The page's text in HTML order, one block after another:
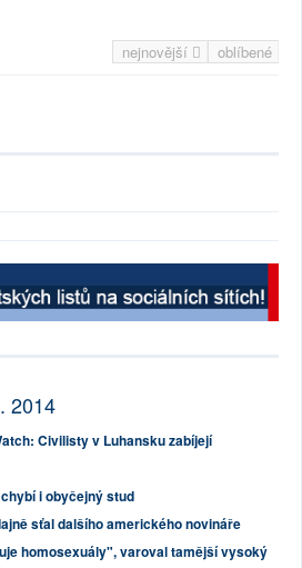
nejnovější oblíbené
2014
Civilisty v Luhansku zabíjejí
i obyčejný stud
sťal dalšího amerického novináře
homosexuály", varoval tamější vysoký